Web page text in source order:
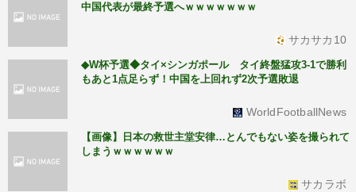
中国代表が最終予選へｗｗｗｗｗｗｗ
サカサカ10
◆W杯予選◆タイ×シンガポール タイ終盤猛攻3-1で勝利
もあと1点足らず！中国を上回れず2次予選敗退
WorldFootballNews
【画像】日本の救世主堂安律…とんでもない姿を撮られて
しまうｗｗｗｗｗｗ
サカラボ